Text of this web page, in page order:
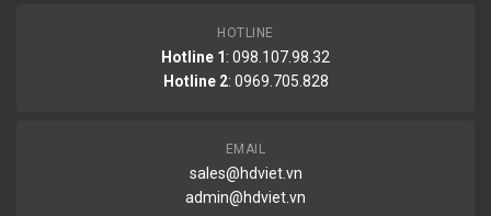
HOTLINE
Hotline 1 : 098.107.98.32
Hotline 2: 0969.705.828
EMAIL
sales@hdviet.vn
admin@hdviet.vn